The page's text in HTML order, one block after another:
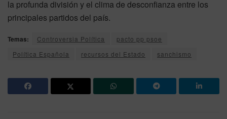
la profunda división y el clima de desconfianza entre los
principales partidos del país.
Temas: Controversia Política
pacto pp psoe
Política Española
recursos del Estado sanchismo